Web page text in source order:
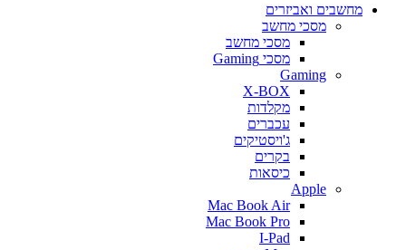
מחשבים ואביזרים
מסכי מחשב
מסכי מחשב
מסכי Gaming
Gaming
X-BOX
מקלדות
עכברים
ג'ויסטיקים
בקרים
כיסאות
Apple
Mac Book Air
Mac Book Pro
I-Pad